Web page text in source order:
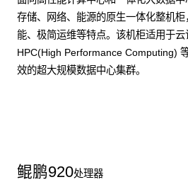
存储、网络、能源的原生一体化整机
能、极简运维等特点。该机柜适用于云
HPC(High Performance Computing)
效的超大规模数据中心集群。
鲲鹏920处理器